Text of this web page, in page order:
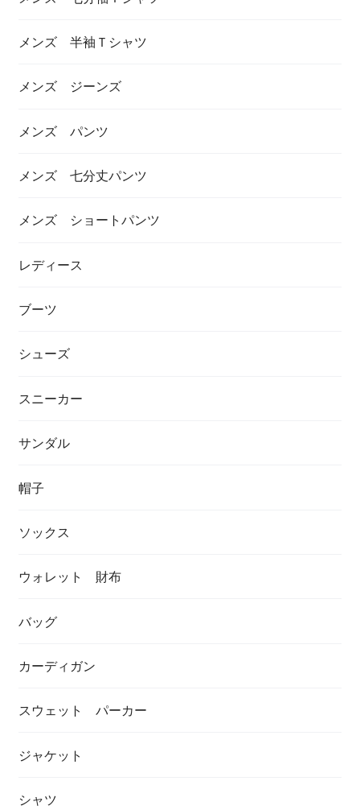
メンズ 半袖Ｔシャツ
メンズ ジーンズ
メンズ パンツ
メンズ 七分丈パンツ
メンズ ショートパンツ
レディース
ブーツ
シューズ
スニーカー
サンダル
帽子
ソックス
ウォレット 財布
バッグ
カーディガン
スウェット パーカー
ジャケット
シャツ